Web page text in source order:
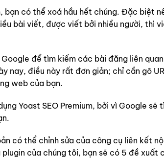
bạn có thể xoá hầu hết chúng. Đặc biệt
bài viết, được viết bởi nhiều người, thì
để tìm kiếm các bài đăng liên
nay, điều này rất đơn giản; chỉ cần gõ
web của bạn.
Yoast SEO Premium, bởi vì Google
có thể chỉnh sửa của công cụ liên kết
plugin của chúng tôi, bạn sẽ có 5 đề xuất